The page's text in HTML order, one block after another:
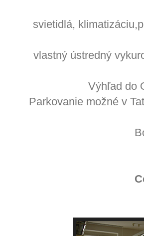
svietidlá,
vlastný ústredný
Výhľad do
Parkovanie možné v